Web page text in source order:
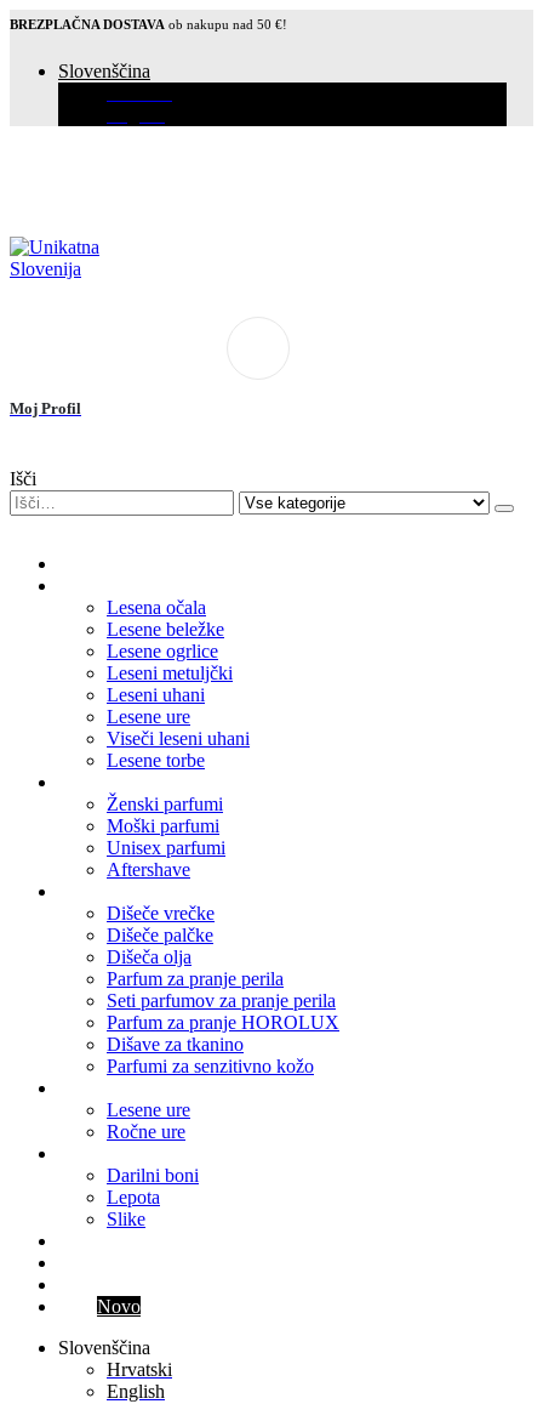
BREZPLAČNA DOSTAVA ob nakupu nad 50 €!
Slovenščina
Moj Profil
Išči
Lesena očala
Lesene beležke
Lesene ogrlice
Leseni metuljčki
Leseni uhani
Lesene ure
Viseči leseni uhani
Lesene torbe
Ženski parfumi
Moški parfumi
Unisex parfumi
Aftershave
Dišeče vrečke
Dišeče palčke
Dišeča olja
Parfum za pranje perila
Seti parfumov za pranje perila
Parfum za pranje HOROLUX
Dišave za tkanino
Parfumi za senzitivno kožo
Lesene ure
Ročne ure
Darilni boni
Lepota
Slike
Novo
Slovenščina
Hrvatski
English